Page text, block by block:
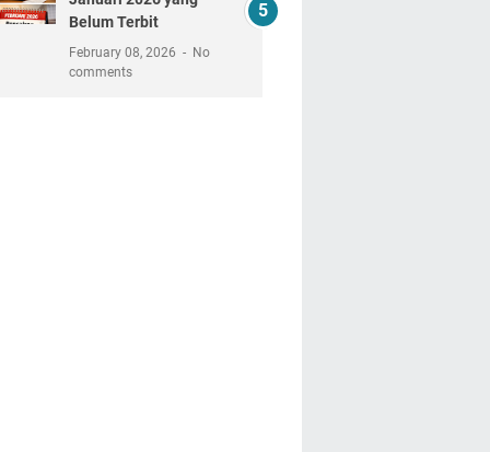
Belum Terbit
February 08, 2026
No
comments